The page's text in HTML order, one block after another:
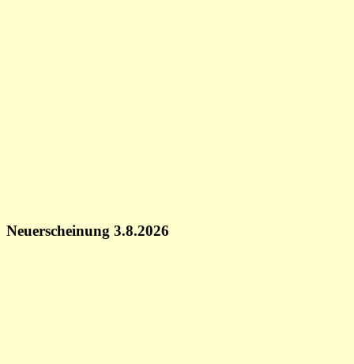
Neuerscheinung 3.8.2026